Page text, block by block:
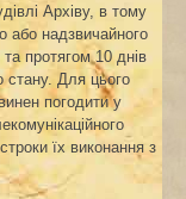
Архіву, в тому
або надзвичайного
та протягом 10 днів
стану. Для цього
погодити у
їх виконання з